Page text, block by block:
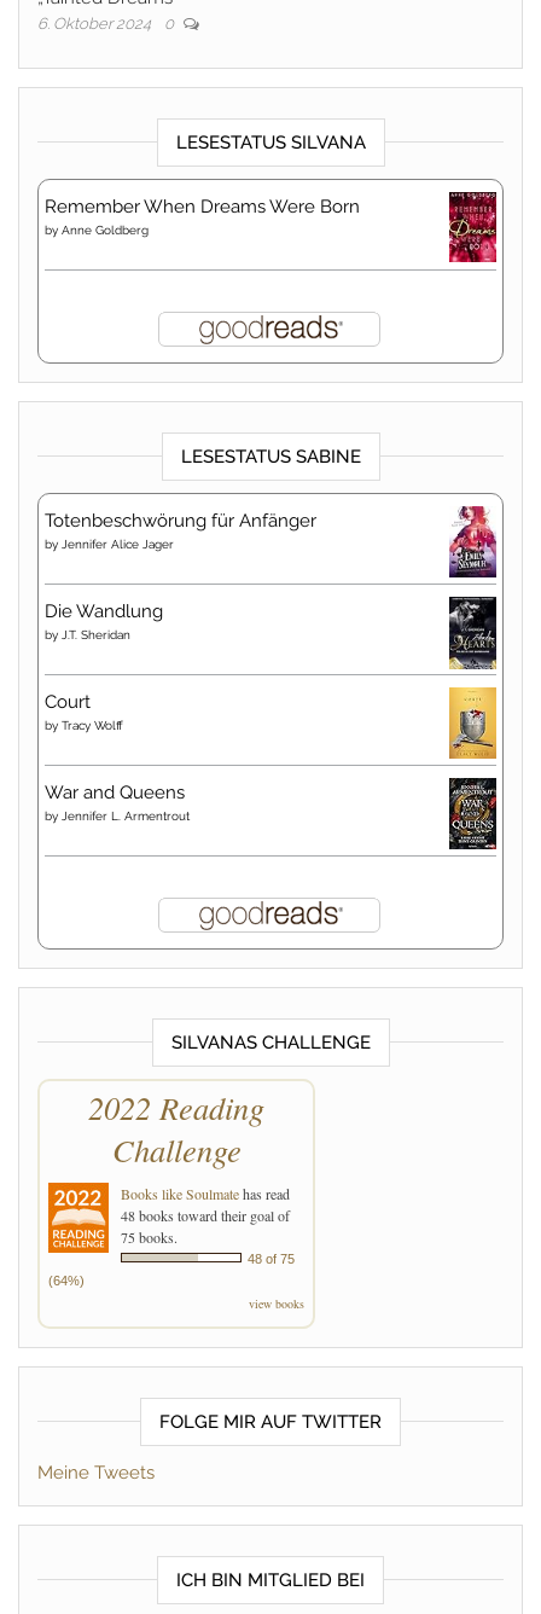
6. Oktober 2024 0
LESESTATUS SILVANA
Remember When Dreams Were Born
by Anne Goldberg
LESESTATUS SABINE
Totenbeschwörung für Anfänger
by Jennifer Alice Jager
Die Wandlung
by J.T. Sheridan
Court
by Tracy Wolff
War and Queens
by Jennifer L. Armentrout
SILVANAS CHALLENGE
2022 Reading
Challenge
Books like Soulmatehas read
48 books toward their goal of
75 books.
48 of 75
(64%)
view books
FOLGE MIR AUF TWITTER
Meine Tweets
ICH BIN MITGLIED BEI